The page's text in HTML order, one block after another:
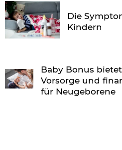
Die
Kindern
Baby Bonus
Vorsorge und
für Neugeborene